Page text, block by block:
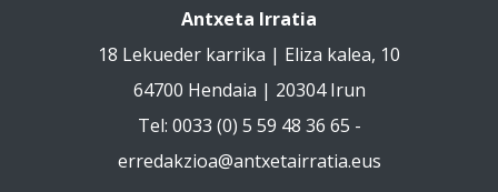
Antxeta Irratia
18 Lekueder karrika | Eliza kalea, 10
64700 Hendaia | 20304 Irun
Tel: 0033 (0) 5 59 48 36 65 -
erredakzioa@antxetairratia.eus